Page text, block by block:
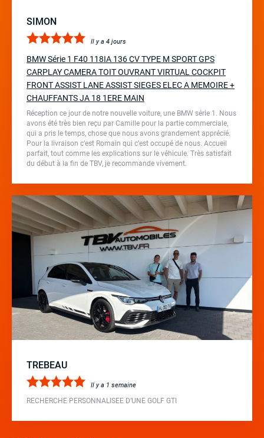
SIMON
Il y a 4 jours
BMW Série 1 F40 118IA 136 CV TYPE M SPORT GPS
CARPLAY CAMERA TOIT OUVRANT VIRTUAL COCKPIT
FRONT ASSIST LANE ASSIST SIEGES ELEC A MEMOIRE +
CHAUFFANTS JA 18 1ERE MAIN
Réception ce jour de notre nouvelle voiture, une BMW série 1. Nous
avons été très bien reçu par Camille pour la partie commerciale,
qui a pris le temps, chose que nous avons grandement apprécié.
Pour la livraison c’est Romain qui c’est occupé de nous. Accueil
parfait, tout comme les explications sur le véhicule. Très satisfait
du début à la fin de TBV, je recommande vivement.
TREBEAU
Il y a 1 semaine
RECHERCHE PERSONNALISEE D’UNE GOLF GTI